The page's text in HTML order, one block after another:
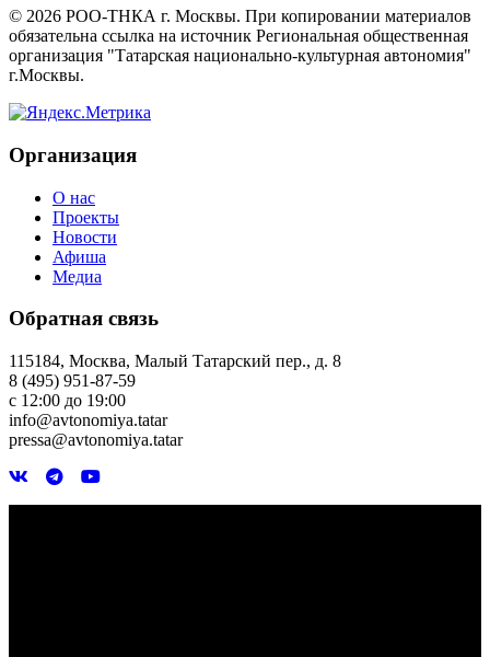
© 2026 РОО-ТНКА г. Москвы. При копировании материалов
обязательна ссылка на источник Региональная общественная
организация "Татарская национально-культурная автономия"
г.Москвы.
Организация
О нас
Проекты
Новости
Афиша
Медиа
Обратная связь
115184, Москва, Малый Татарский пер., д. 8
8 (495) 951-87-59
с 12:00 до 19:00
info@avtonomiya.tatar
pressa@avtonomiya.tatar